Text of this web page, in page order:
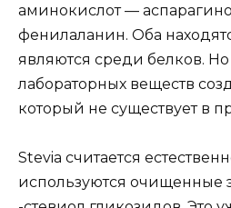
аминокислот —
фенилаланин. Оба
являются среди белков. Но
лабораторных веществ
который не существует в
Stevia считается
используются очищенные